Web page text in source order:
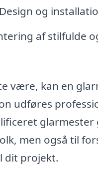
Design og
af stilfulde
være, kan en
udføres
men også til
dit projekt.